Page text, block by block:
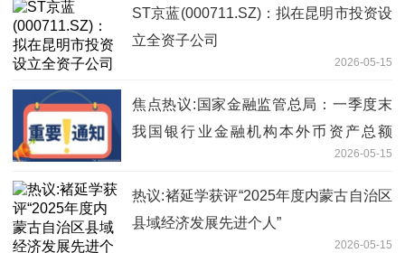
ST京蓝(000711.SZ)：拟在昆明市投资设
立全资子公司
2026-05-15
焦点热议:国家金融监管总局：一季度末
我国银行业金融机构本外币资产总额
2026-05-15
热议:褚延学获评“2025年度内蒙古自治区
县域经济发展先进个人”
2026-05-15